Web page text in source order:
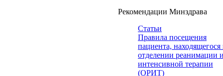
Рекомендации Минздрава
Статьи
Правила посещения
пациента, находящегося
отделении реанимации и
интенсивной терапии
(ОРИТ)